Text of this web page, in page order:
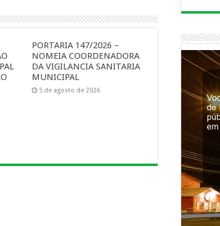
PORTARIA 147/2026 –
NOMEIA COORDENADORA
DA VIGILANCIA SANITARIA
MUNICIPAL
5 de agosto de 2026